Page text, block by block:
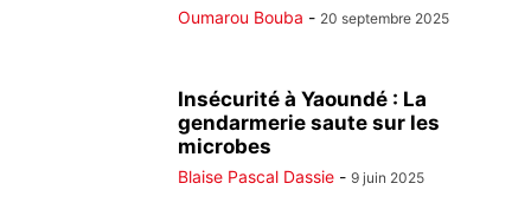
Oumarou Bouba - 20 septembre 2025
Insécurité à Yaoundé : La
gendarmerie saute sur les
microbes
Blaise Pascal Dassie - 9 juin 2025